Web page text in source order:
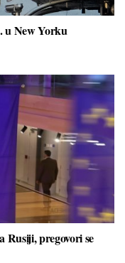
u New Yorku
Rusiji, pregovori se